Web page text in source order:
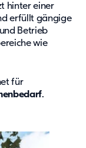
hinter einer
erfüllt gängige
Betrieb
wie
für
.